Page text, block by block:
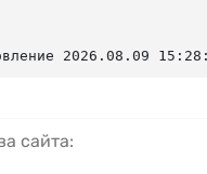
2026.08.09
сайта: